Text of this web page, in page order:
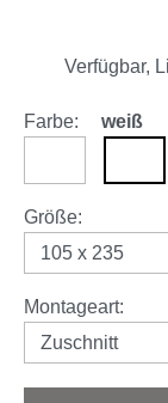
Verfügbar,
Farbe: weiß
Größeauswählen
:
Montageart: